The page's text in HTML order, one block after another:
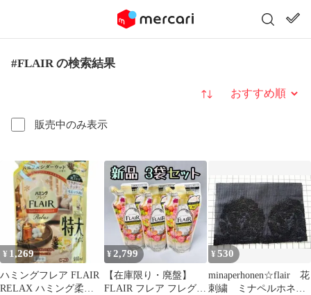
#FLAIR の検索結果
販売中のみ表示
並び替え
¥ 1,269
ハミングフレア FLAIR
RELAX ハミング柔軟
¥2,799
【在庫限り・廃盤】
FLAIR フレア フレグラ
¥530
minaperhonen☆flair 花
刺繍 ミナペルホネン